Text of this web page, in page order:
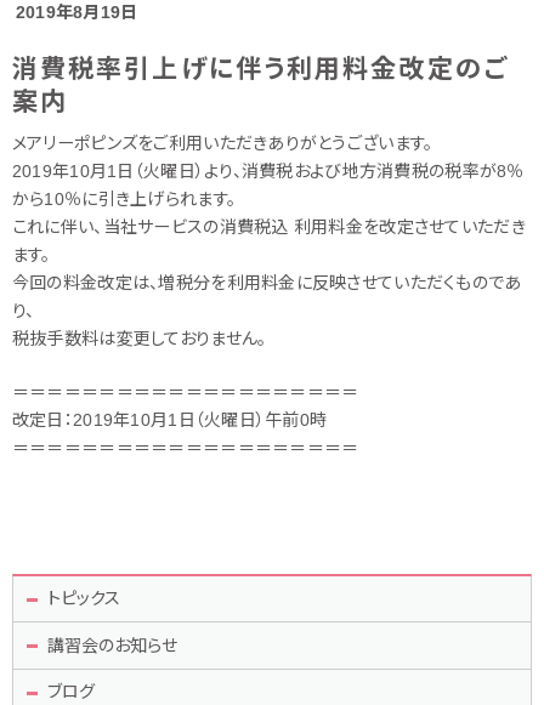
2019年8月19日
消費税率引上げに伴う利用料金改定のご
案内
メアリーポピンズをご利用いただきありがとうございます。
2019年10月1日（火曜日）より、消費税および地方消費税の税率が8％
から10％に引き上げられます。
これに伴い、当社サービスの消費税込 利用料金を改定させていただき
ます。
今回の料金改定は、増税分を利用料金に反映させていただくものであ
り、
税抜手数料は変更しておりません。
＝＝＝＝＝＝＝＝＝＝＝＝＝＝＝＝＝＝＝＝
改定日：2019年10月1日（火曜日）午前0時
＝＝＝＝＝＝＝＝＝＝＝＝＝＝＝＝＝＝＝＝
トピックス
講習会のお知らせ
ブログ